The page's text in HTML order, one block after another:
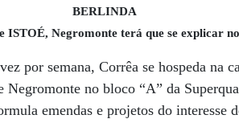
BERLINDA
ISTOÉ, Negromonte terá que se explicar
por semana, Corrêa se hospeda na
no bloco “A” da
emendas e projetos do interesse